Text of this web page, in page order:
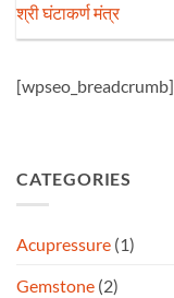
श्री घंटाकर्ण मंत्र
[wpseo_breadcrumb]
CATEGORIES
Acupressure (1)
Gemstone (2)